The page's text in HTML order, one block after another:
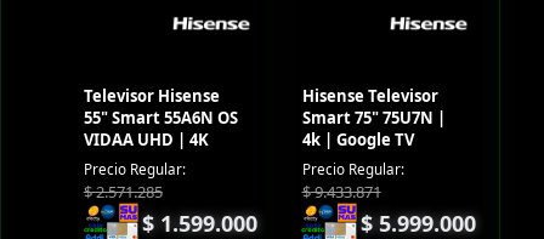
Televisor Hisense
55" Smart 55A6N OS
VIDAA UHD | 4K
Precio Regular:
$2.571.285
$1.599.000
Hisense Televisor
Smart 75" 75U7N |
4k | Google TV
Precio Regular:
$9.433.871
$5.999.000